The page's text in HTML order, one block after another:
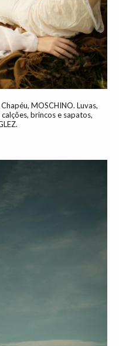
MOSCHINO. Luvas,
brincos e sapatos,